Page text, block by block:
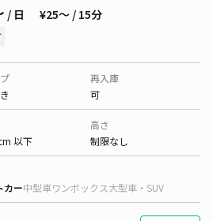
/ 日 ¥25〜 / 15分
再入庫
可
以下
高さ
制限なし
カー中型車ワンボックス大型車・SUV